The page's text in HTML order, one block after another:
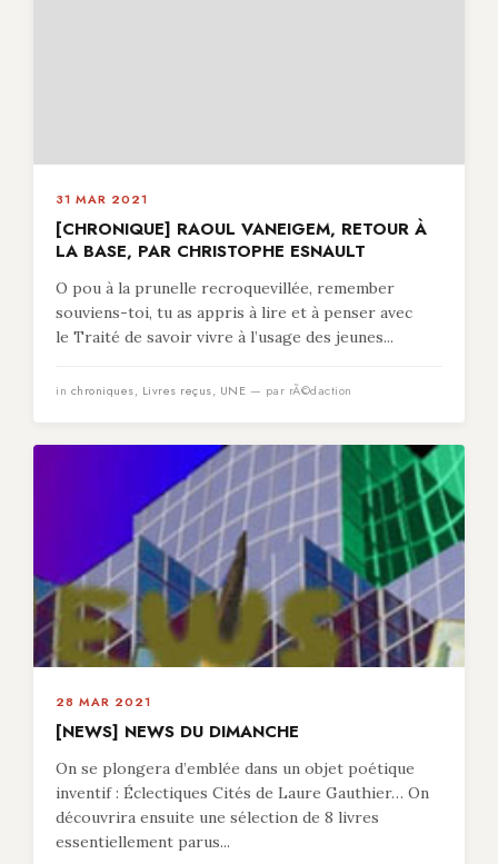
31 MAR 2021
[CHRONIQUE] RAOUL VANEIGEM, RETOUR À
LA BASE, PAR CHRISTOPHE ESNAULT
O pou à la prunelle recroquevillée, remember
souviens-toi, tu as appris à lire et à penser avec
le Traité de savoir vivre à l’usage des jeunes...
in chroniques, Livres reçus, UNE — par rÃ©daction
28 MAR 2021
[NEWS] NEWS DU DIMANCHE
On se plongera d’emblée dans un objet poétique
inventif : Éclectiques Cités de Laure Gauthier… On
découvrira ensuite une sélection de 8 livres
essentiellement parus...